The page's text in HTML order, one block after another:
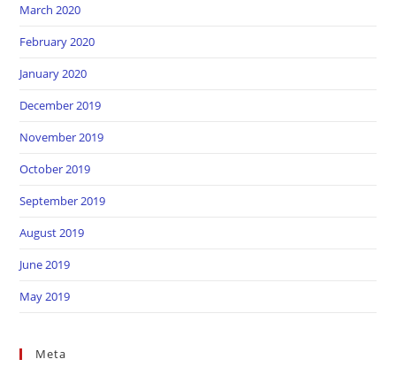
March 2020
February 2020
January 2020
December 2019
November 2019
October 2019
September 2019
August 2019
June 2019
May 2019
Meta